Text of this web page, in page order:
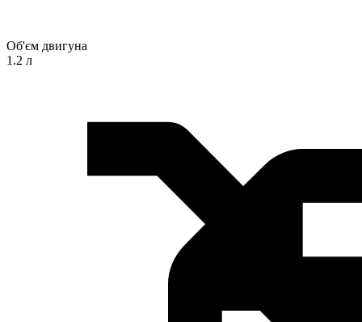
Об'єм двигуна
1.2 л